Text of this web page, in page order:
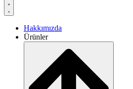
Hakkımızda
Ürünler